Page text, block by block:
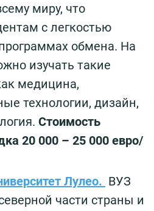
миру, что
с легкостью
обмена. На
изучать такие
медицина,
технологии, дизайн,
Стоимость
20 000 – 25 000 евро/
Лулео. ВУЗ
части страны и